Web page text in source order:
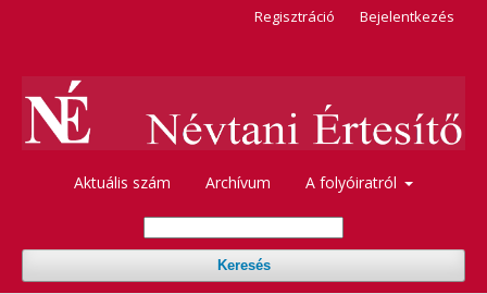
Aktuális szám Archívum A folyóiratról
Keresés
Regisztráció Bejelentkezés